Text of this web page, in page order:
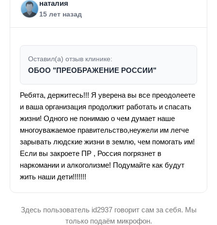
наталия
15 лет назад
Оставил(а) отзыв клинике:
ОБОО "ПРЕОБРАЖЕНИЕ РОССИИ"
Ребята, держитесь!!! Я уверена вы все преодолеете
и ваша организация продолжит работать и спасать
жизни! Одного не понимаю о чем думает наше
многоуважаемое правительство,неужели им легче
зарывать людские жизни в землю, чем помогать им!
Если вы закроете ПР , Россия погрязнет в
наркомании и алкоголизме! Подумайте как будут
жить наши дети!!!!!!!
Здесь пользователь id2937 говорит сам за себя. Мы
только подаём микрофон.